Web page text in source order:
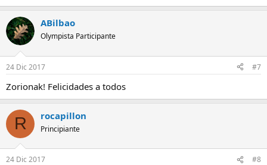
ABilbao
Olympista Participante
24 Dic 2017 #7
Zorionak! Felicidades a todos
R rocapillon
Principiante
24 Dic 2017 #8